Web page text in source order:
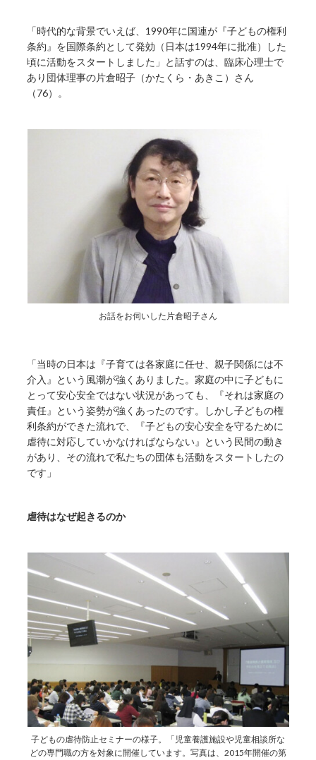
「時代的な背景でいえば、1990年に国連が『子どもの権利
条約』を国際条約として発効（日本は1994年に批准）した
頃に活動をスタートしました」と話すのは、臨床心理士で
あり団体理事の片倉昭子（かたくら・あきこ）さん
（76）。
お話をお伺いした片倉昭子さん
「当時の日本は『子育ては各家庭に任せ、親子関係には不
介入』という風潮が強くありました。家庭の中に子どもに
とって安心安全ではない状況があっても、『それは家庭の
責任』という姿勢が強くあったのです。しかし子どもの権
利条約ができた流れで、『子どもの安心安全を守るために
虐待に対応していかなければならない』という民間の動き
があり、その流れで私たちの団体も活動をスタートしたの
です」
虐待はなぜ起きるのか
子どもの虐待防止セミナーの様子。「児童養護施設や児童相談所な
どの専門職の方を対象に開催しています。写真は、2015年開催の第